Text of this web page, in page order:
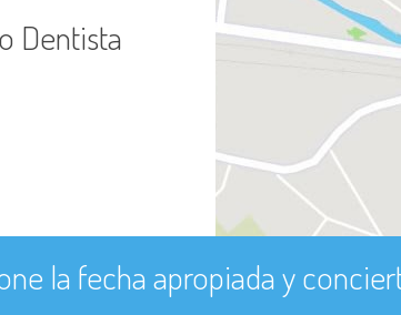
Dentista
la fecha apropiada y